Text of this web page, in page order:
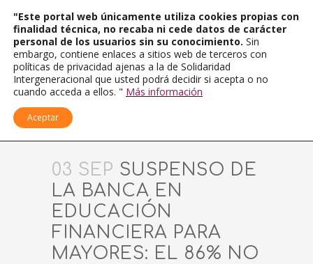
03 SEP SUSPENSO DE
LA BANCA EN
EDUCACIÓN
FINANCIERA PARA
MAYORES: EL 86% NO
"Este portal web únicamente utiliza cookies propias con
finalidad técnica, no recaba ni cede datos de carácter
personal de los usuarios sin su conocimiento. Sin
embargo, contiene enlaces a sitios web de terceros con
políticas de privacidad ajenas a la de Solidaridad
Intergeneracional que usted podrá decidir si acepta o no
cuando acceda a ellos. " Más información
Aceptar